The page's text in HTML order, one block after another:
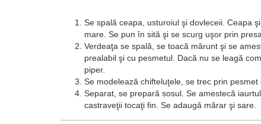
Se spală ceapa, usturoiul şi dovleceii. Ceapa
mare. Se pun în sită şi se scurg uşor prin
Verdeaţa se spală, se toacă mărunt şi se
prealabil şi cu pesmetul. Dacă nu se leagă
piper.
Se modelează chifteluţele, se trec prin
Separat, se prepară sosul. Se amestecă
castraveţii tocaţi fin. Se adaugă mărar şi sare.